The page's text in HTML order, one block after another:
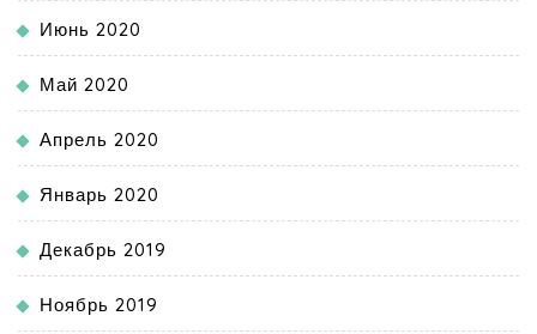
Июнь 2020
Май 2020
Апрель 2020
Январь 2020
Декабрь 2019
Ноябрь 2019